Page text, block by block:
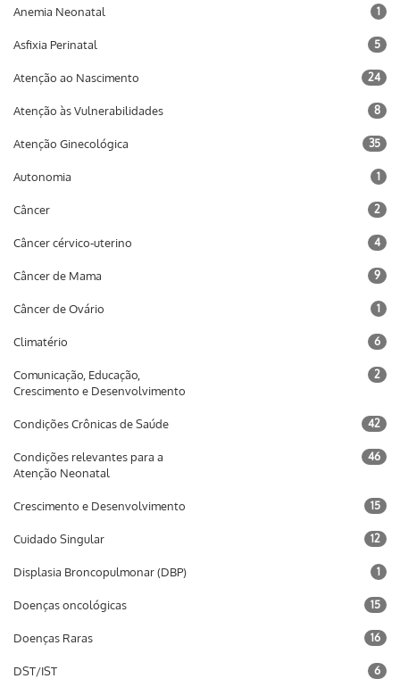
Anemia Neonatal 1
Asfixia Perinatal 5
Atenção ao Nascimento 24
Atenção às Vulnerabilidades 8
Atenção Ginecológica 35
Autonomia 1
Câncer 2
Câncer cérvico-uterino 4
Câncer de Mama 9
Câncer de Ovário 1
Climatério 6
Comunicação, Educação,
Crescimento e Desenvolvimento
2
Condições Crônicas de Saúde 42
Condições relevantes para a
Atenção Neonatal
46
Crescimento e Desenvolvimento 15
Cuidado Singular 12
Displasia Broncopulmonar (DBP) 1
Doenças oncológicas 15
Doenças Raras 16
DST/IST 6